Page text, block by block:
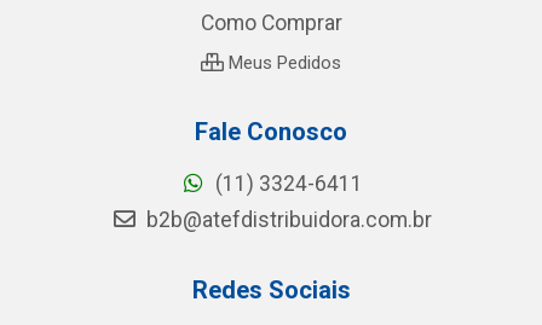
Como Comprar
Meus Pedidos
Fale Conosco
(11) 3324-6411
b2b@atefdistribuidora.com.br
Redes Sociais